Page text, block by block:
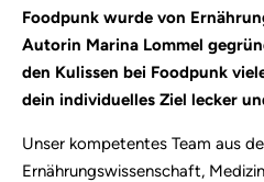
Foodpunk wurde von
Autorin Marina Lommel
den Kulissen bei Foodpunk
dein individuelles Ziel lecker
Unser kompetentes Team aus
Ernährungswissenschaft,